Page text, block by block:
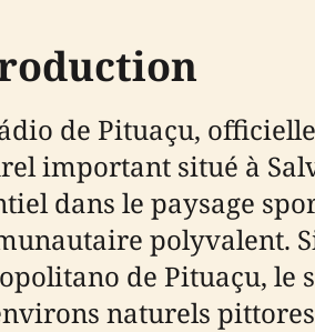
de Pituaçu,
important situé à
dans le paysage
polyvalent.
de Pituaçu, le
naturels